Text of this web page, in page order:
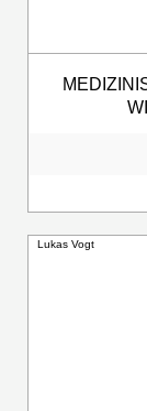
Lukas Vogt